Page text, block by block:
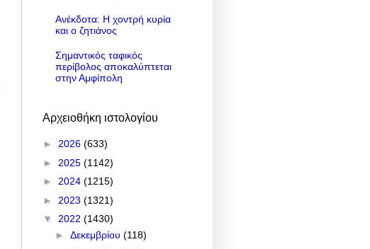
Ανέκδοτα: Η χοντρή κυρία
και ο ζητιάνος
Σημαντικός ταφικός
περίβολος αποκαλύπτεται
στην Αμφίπολη
Αρχειοθήκη ιστολογίου
► 2026 (633)
► 2025 (1142)
► 2024 (1215)
► 2023 (1321)
▼ 2022 (1430)
► Δεκεμβρίου (118)